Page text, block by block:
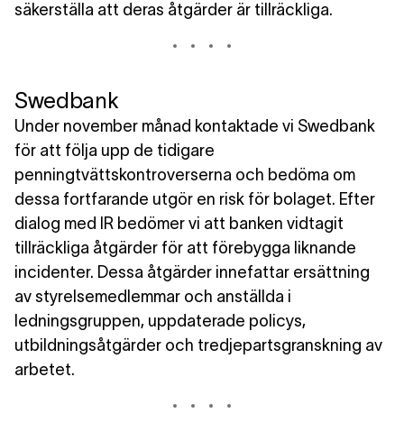
säkerställa att deras åtgärder är tillräckliga.
Swedbank
Under november månad kontaktade vi Swedbank
för att följa upp de tidigare
penningtvättskontroverserna och bedöma om
dessa fortfarande utgör en risk för bolaget. Efter
dialog med IR bedömer vi att banken vidtagit
tillräckliga åtgärder för att förebygga liknande
incidenter. Dessa åtgärder innefattar ersättning
av styrelsemedlemmar och anställda i
ledningsgruppen, uppdaterade policys,
utbildningsåtgärder och tredjepartsgranskning av
arbetet.